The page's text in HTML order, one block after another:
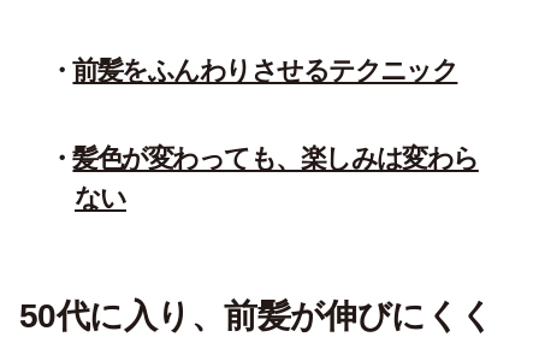
前髪をふんわりさせるテクニック
髪色が変わっても、楽しみは変わら
ない
50代に入り、前髪が伸びにくく